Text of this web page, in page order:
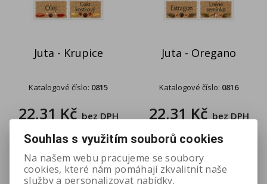
Juta - Krupice
Katalogové číslo: 0815
22,31 Kč bez DPH
Juta - Oregano
Katalogové číslo: 0816
22,31 Kč bez DPH
Souhlas s využitím souborů cookies
Na našem webu pracujeme se soubory
cookies, které nám pomáhají zkvalitnit naše
služby a personalizovat nabídky.